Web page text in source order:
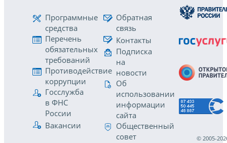
Программные
средства
Перечень
обязательных
требований
Противодействие
коррупции
Госслужба
в ФНС
России
Вакансии
Обратная
связь
Контакты
Подписка
на
новости
Об
использовании
информации
сайта
Общественный
совет
© 2005-